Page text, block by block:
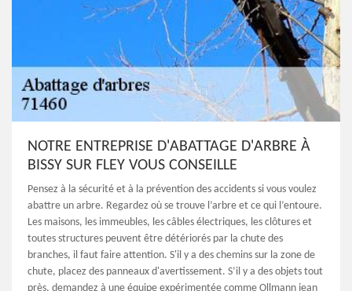
NOTRE ENTREPRISE D'ABATTAGE D'ARBRE À
BISSY SUR FLEY VOUS CONSEILLE
Pensez à la sécurité et à la prévention des accidents si vous voulez
abattre un arbre. Regardez où se trouve l’arbre et ce qui l’entoure.
Les maisons, les immeubles, les câbles électriques, les clôtures et
toutes structures peuvent être détériorés par la chute des
branches, il faut faire attention. S'il y a des chemins sur la zone de
chute, placez des panneaux d'avertissement. S’il y a des objets tout
près, demandez à une équipe expérimentée comme Ollmann jean